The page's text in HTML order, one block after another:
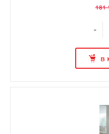
181
-
в